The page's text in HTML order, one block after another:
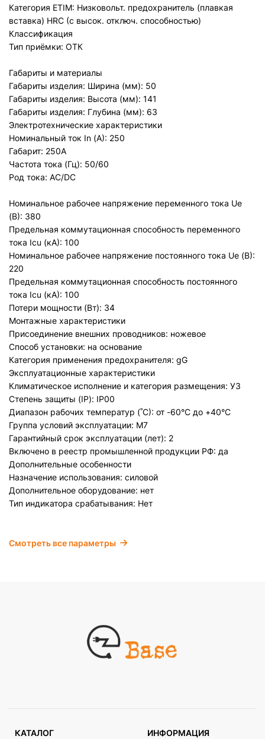
Категория ETIM: Низковольт. предохранитель (плавкая
вставка) HRC (с высок. отключ. способностью)
Классификация
Тип приёмки: ОТК
Габариты и материалы
Габариты изделия: Ширина (мм): 50
Габариты изделия: Высота (мм): 141
Габариты изделия: Глубина (мм): 63
Электротехнические характеристики
Номинальный ток In (А): 250
Габарит: 250А
Частота тока (Гц): 50/60
Род тока: AC/DC
Номинальное рабочее напряжение переменного тока Ue
(В): 380
Предельная коммутационная способность переменного
тока Icu (кА): 100
Номинальное рабочее напряжение постоянного тока Ue (В):
220
Предельная коммутационная способность постоянного
тока Icu (кА): 100
Потери мощности (Вт): 34
Монтажные характеристики
Присоединение внешних проводников: ножевое
Способ установки: на основание
Категория применения предохранителя: gG
Эксплуатационные характеристики
Климатическое исполнение и категория размещения: У3
Степень защиты (IP): IP00
Диапазон рабочих температур (˚С): от -60°С до +40°С
Группа условий эксплуатации: М7
Гарантийный срок эксплуатации (лет): 2
Включено в реестр промышленной продукции РФ: да
Дополнительные особенности
Назначение использования: силовой
Дополнительное оборудование: нет
Тип индикатора срабатывания: Нет
Смотреть все параметры
КАТАЛОГ ИНФОРМАЦИЯ